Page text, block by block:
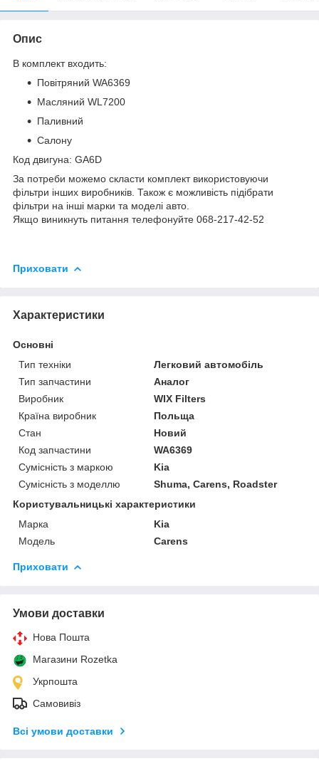
Опис
В комплект входить:
Повітряний WA6369
Масляний WL7200
Паливний
Салону
Код двигуна: GA6D
За потреби можемо скласти комплект використовуючи
фільтри інших виробників. Також є можливість підібрати
фільтри на інші марки та моделі авто.
Якщо виникнуть питання телефонуйте 068-217-42-52
Приховати
Характеристики
Основні
Тип техніки
Легковий автомобіль
Тип запчастини
Аналог
Виробник
WIX Filters
Країна виробник
Польща
Стан
Новий
Код запчастини
WA6369
Сумісність з маркою
Kia
Сумісність з моделлю
Shuma, Carens, Roadster
Користувальницькі характеристики
Марка
Kia
Модель
Carens
Приховати
Умови доставки
Нова Пошта
Магазини Rozetka
Укрпошта
Самовивіз
Всі умови доставки